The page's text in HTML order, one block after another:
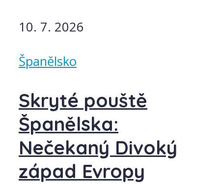
10. 7. 2026
Španělsko
Skryté pouště
Španělska:
Nečekaný Divoký
západ Evropy